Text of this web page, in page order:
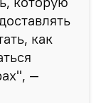
как
—